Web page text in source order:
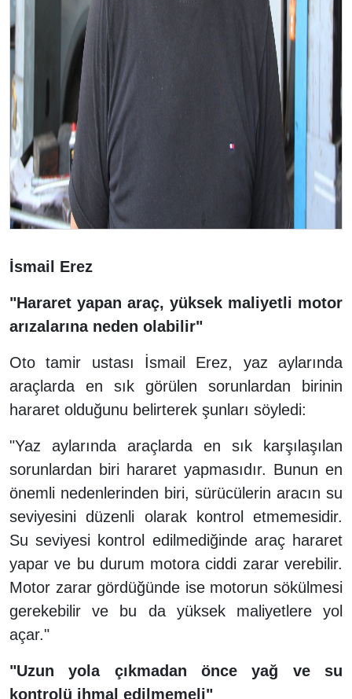
İsmail Erez
"Hararet yapan araç, yüksek maliyetli motor
arızalarına neden olabilir"
Oto tamir ustası İsmail Erez, yaz aylarında
araçlarda en sık görülen sorunlardan birinin
hararet olduğunu belirterek şunları söyledi:
"Yaz aylarında araçlarda en sık karşılaşılan
sorunlardan biri hararet yapmasıdır. Bunun en
önemli nedenlerinden biri, sürücülerin aracın su
seviyesini düzenli olarak kontrol etmemesidir.
Su seviyesi kontrol edilmediğinde araç hararet
yapar ve bu durum motora ciddi zarar verebilir.
Motor zarar gördüğünde ise motorun sökülmesi
gerekebilir ve bu da yüksek maliyetlere yol
açar."
"Uzun yola çıkmadan önce yağ ve su
kontrolü ihmal edilmemeli"